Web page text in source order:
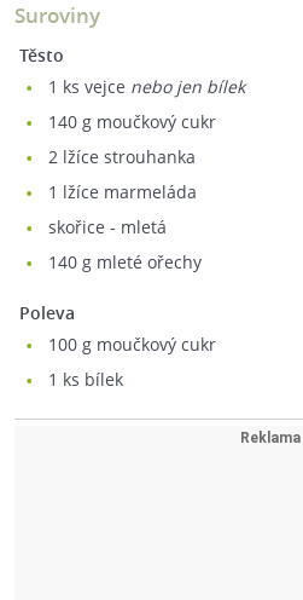
Suroviny
Těsto
1 ks vejce nebo jen bílek
140 g moučkový cukr
2 lžíce strouhanka
1 lžíce marmeláda
skořice - mletá
140 g mleté ořechy
Poleva
100 g moučkový cukr
1 ks bílek